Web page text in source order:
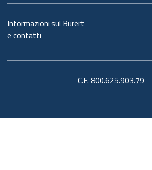
Informazioni sul Burert
e contatti
C.F. 800.625.903.79